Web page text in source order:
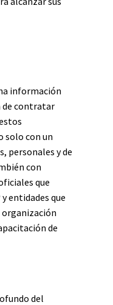
información
contratar
solo con un
personales y de
con
que
entidades que
organización
de
del